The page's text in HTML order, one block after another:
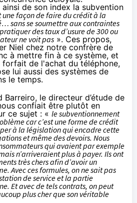
de son index la subvention
une façon de faire du crédit à la
sans se soumettre aux contraintes
des taux d’usure de 300 ou
ne voit pas ». Ces propos,
Niel chez notre confrère de
à mettre fin à ce système, et
forfait de l'achat du téléphone,
lui aussi des systèmes de
le temps.
Barreiro, le directeur d’étude de
confiait être plutôt en
ce sujet : « le subventionnement
car c’est une forme de crédit
à la législation qui encadre cette
et même des devoirs. Nous
qui avaient par exemple
n’arriveraient plus à payer. Ils ont
très chers afin d’avoir un
Avec ces formules, on ne sait pas
de service et la partie
Et avec de tels contrats, on peut
plus cher que son véritable